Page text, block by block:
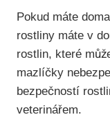
Pokud máte
rostliny máte v
rostlin, které
mazlíčky
bezpečností
veterinářem.